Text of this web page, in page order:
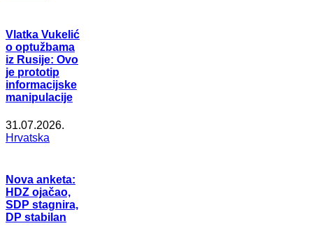
Vlatka Vukelić
o optužbama
iz Rusije: Ovo
je prototip
informacijske
manipulacije
31.07.2026.
Hrvatska
Nova anketa:
HDZ ojačao,
SDP stagnira,
DP stabilan